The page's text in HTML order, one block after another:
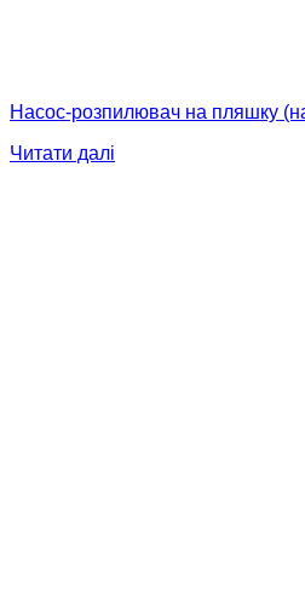
Насос-розпилювач на пляшку
Читати далі